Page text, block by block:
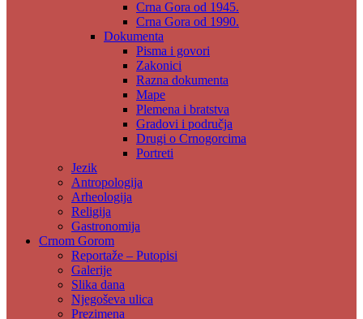
Crna Gora od 1945.
Crna Gora od 1990.
Dokumenta
Pisma i govori
Zakonici
Razna dokumenta
Mape
Plemena i bratstva
Gradovi i područja
Drugi o Crnogorcima
Portreti
Jezik
Antropologija
Arheologija
Religija
Gastronomija
Crnom Gorom
Reportaže – Putopisi
Galerije
Slika dana
Njegoševa ulica
Prezimena